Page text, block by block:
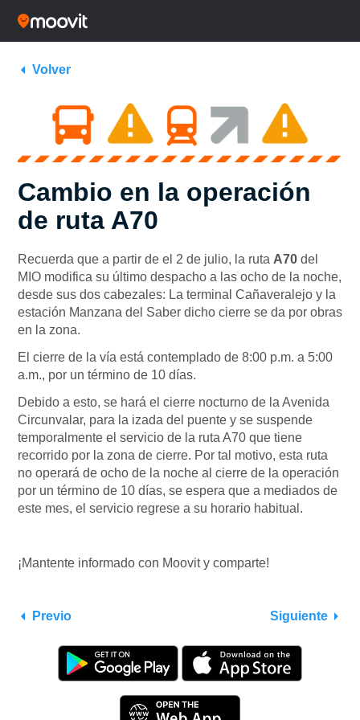
Volver
Cambio en la operación
de ruta A70
Recuerda que a partir de el 2 de julio, la ruta A70 del
MIO modifica su último despacho a las ocho de la noche,
desde sus dos cabezales: La terminal Cañaveralejo y la
estación Manzana del Saber dicho cierre se da por obras
en la zona.
El cierre de la vía está contemplado de 8:00 p.m. a 5:00
a.m., por un término de 10 días.
Debido a esto, se hará el cierre nocturno de la Avenida
Circunvalar, para la izada del puente y se suspende
temporalmente el servicio de la ruta A70 que tiene
recorrido por la zona de cierre. Por tal motivo, esta ruta
no operará de ocho de la noche al cierre de la operación
por un término de 10 días, se espera que a mediados de
este mes, el servicio regrese a su horario habitual.
¡Mantente informado con Moovit y comparte!
Previo Siguiente